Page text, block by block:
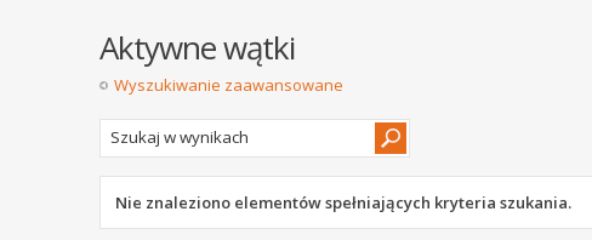
Aktywne wątki
Wyszukiwanie zaawansowane
Nie znaleziono elementów spełniających kryteria szukania.